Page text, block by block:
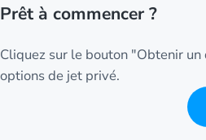
Prêt à commencer ?
Cliquez sur le bouton "Obtenir
options de jet privé.